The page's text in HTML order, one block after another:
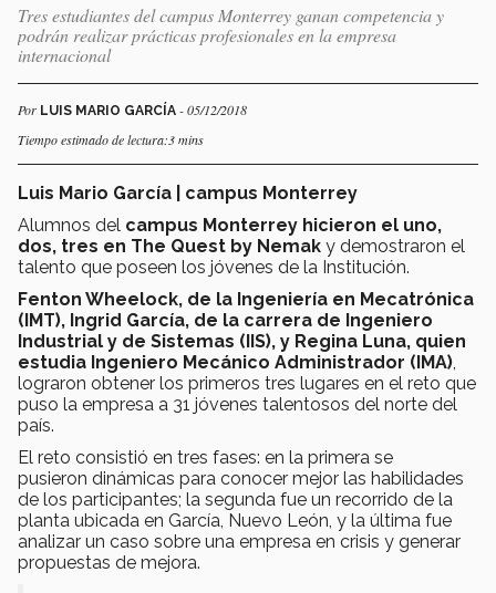
Tres estudiantes del campus Monterrey ganan competencia y
podrán realizar prácticas profesionales en la empresa
internacional
Por LUIS MARIO GARCÍA - 05/12/2018
Tiempo estimado de lectura:3 mins
Luis Mario García | campus Monterrey
Alumnos del campus Monterrey hicieron el uno,
dos, tres en The Quest by Nemak y demostraron el
talento que poseen los jóvenes de la Institución.
Fenton Wheelock, de la Ingeniería en Mecatrónica
(IMT), Ingrid García, de la carrera de Ingeniero
Industrial y de Sistemas (IIS), y Regina Luna, quien
estudia Ingeniero Mecánico Administrador (IMA)
lograron obtener los primeros tres lugares en el reto que
puso la empresa a 31 jóvenes talentosos del norte del
país.
El reto consistió en tres fases: en la primera se
pusieron dinámicas para conocer mejor las habilidades
de los participantes; la segunda fue un recorrido de la
planta ubicada en García, Nuevo León, y la última fue
analizar un caso sobre una empresa en crisis y generar
propuestas de mejora.